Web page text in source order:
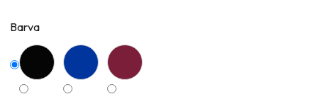
Barva